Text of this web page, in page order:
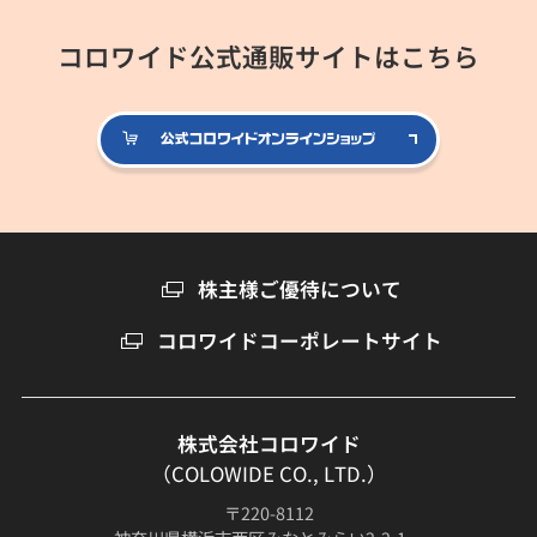
コロワイド公式通販サイトはこちら
公式コロ
株主様ご優待について
コロワイドコーポレートサイト
株式会社コロワイド
（COLOWIDE CO., LTD.）
〒220-8112